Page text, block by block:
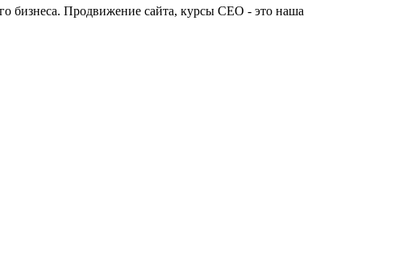
бизнеса. Продвижение сайта, курсы СЕО - это наша